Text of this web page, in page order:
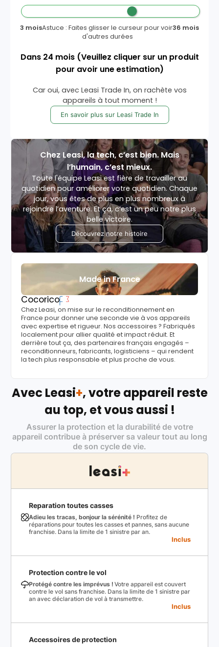
3 moisAstuce : Faites glisser le curseur pour voir
d'autres durées
36 mois
Dans 24 mois (Veuillez cliquer sur un produit
pour avoir une estimation)
Car oui, avec Leasi Trade In, on rachète vos
appareils à tout moment !
En savoir plus sur Leasi Trade In
Chez Leasi, la tech, c’est bien. Mais
l’humain, c’est mieux.
Toute l'équipe Leasi est fière de travailler au
quotidien pour améliorer votre quotidien. Chaque
jour, vous êtes de plus en plus nombreux à
rejoindre l’aventure. Et ça, c’est un peu notre plus
belle victoire.
Découvrez notre histoire
Made in France
Cocorico
Chez Leasi, on mise sur le reconditionnement en
France pour donner une seconde vie à vos appareils
avec expertise et rigueur. Nos accessoires ? Fabriqués
localement pour allier qualité et impact réduit. Et
derrière tout ça, des partenaires français engagés –
reconditionneurs, fabricants, logisticiens – qui rendent
la tech plus responsable et plus proche de vous.
Avec Leasi+, votre appareil reste
au top, et vous aussi !
Assurer la protection et la durabilité de votre
appareil contribue à préserver sa valeur tout au long
de son cycle de vie.
Reparation toutes casses
Adieu les tracas, bonjour la sérénité ! Profitez de
réparations pour toutes les casses et pannes, sans aucune
franchise. Dans la limite de 1 sinistre par an.
Inclus
Protection contre le vol
Protégé contre les imprévus ! Votre appareil est couvert
contre le vol sans franchise. Dans la limite de 1 sinistre par
an avec déclaration de vol à transmettre.
Inclus
Accessoires de protection